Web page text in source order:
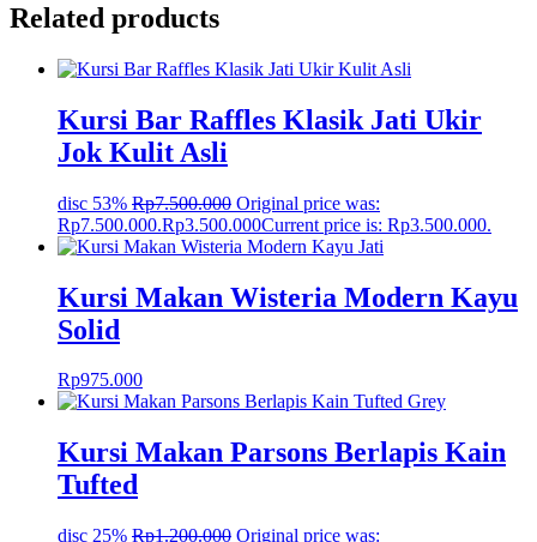
Related products
Kursi Bar Raffles Klasik Jati Ukir
Jok Kulit Asli
disc 53% Rp7.500.000 Original price was:
Rp7.500.000.Rp3.500.000Current price is: Rp3.500.000.
Kursi Makan Wisteria Modern Kayu
Solid
Rp975.000
Kursi Makan Parsons Berlapis Kain
Tufted
disc 25% Rp1.200.000 Original price was: